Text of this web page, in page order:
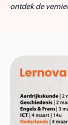
ontdek de